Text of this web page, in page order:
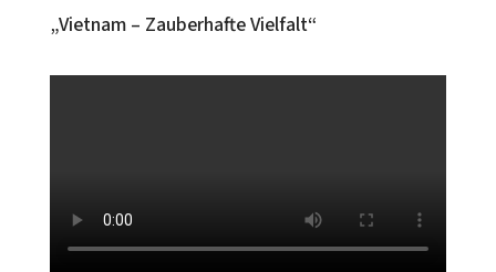
„Vietnam – Zauberhafte Vielfalt“